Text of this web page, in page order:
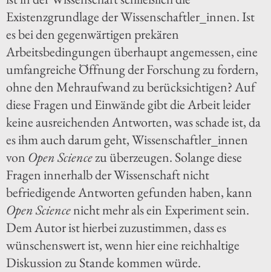
Existenzgrundlage der Wissenschaftler_innen. Ist
es bei den gegenwärtigen prekären
Arbeitsbedingungen überhaupt angemessen, eine
umfangreiche Öffnung der Forschung zu fordern,
ohne den Mehraufwand zu berücksichtigen? Auf
diese Fragen und Einwände gibt die Arbeit leider
keine ausreichenden Antworten, was schade ist, da
es ihm auch darum geht, Wissenschaftler_innen
von Open Sciencezu überzeugen. Solange diese
Fragen innerhalb der Wissenschaft nicht
befriedigende Antworten gefunden haben, kann
Open Sciencenicht mehr als ein Experiment sein.
Dem Autor ist hierbei zuzustimmen, dass es
wünschenswert ist, wenn hier eine reichhaltige
Diskussion zu Stande kommen würde.